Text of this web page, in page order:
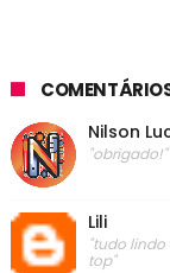
Nilson
"obrigado!"
Lili
"tudo lindo
top"